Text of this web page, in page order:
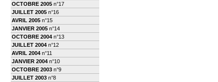
OCTOBRE 2005 n°17
JUILLET 2005 n°16
AVRIL 2005 n°15
JANVIER 2005 n°14
OCTOBRE 2004 n°13
JUILLET 2004 n°12
AVRIL 2004 n°11
JANVIER 2004 n°10
OCTOBRE 2003 n°9
JUILLET 2003 n°8